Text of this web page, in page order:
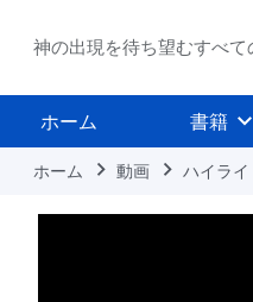
神の出現を待ち望むすべて
ホーム 書籍
ホーム 動画 ハイライ